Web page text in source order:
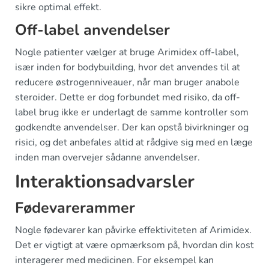
sikre optimal effekt.
Off-label anvendelser
Nogle patienter vælger at bruge Arimidex off-label,
især inden for bodybuilding, hvor det anvendes til at
reducere østrogenniveauer, når man bruger anabole
steroider. Dette er dog forbundet med risiko, da off-
label brug ikke er underlagt de samme kontroller som
godkendte anvendelser. Der kan opstå bivirkninger og
risici, og det anbefales altid at rådgive sig med en læge
inden man overvejer sådanne anvendelser.
Interaktionsadvarsler
Fødevarerammer
Nogle fødevarer kan påvirke effektiviteten af Arimidex.
Det er vigtigt at være opmærksom på, hvordan din kost
interagerer med medicinen. For eksempel kan